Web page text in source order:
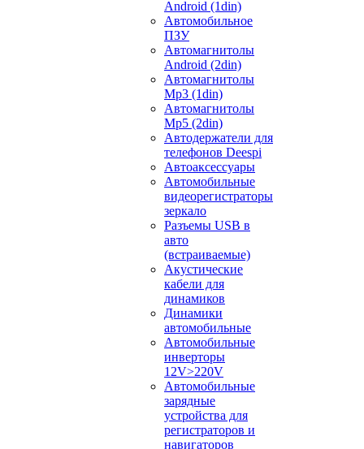
Android (1din)
Автомобильное
ПЗУ
Автомагнитолы
Android (2din)
Автомагнитолы
Mp3 (1din)
Автомагнитолы
Mp5 (2din)
Автодержатели для
телефонов Deespi
Автоаксессуары
Автомобильные
видеорегистраторы
зеркало
Разъемы USB в
авто
(встраиваемые)
Акустические
кабели для
динамиков
Динамики
автомобильные
Автомобильные
инверторы
12V>220V
Автомобильные
зарядные
устройства для
регистраторов и
навигаторов